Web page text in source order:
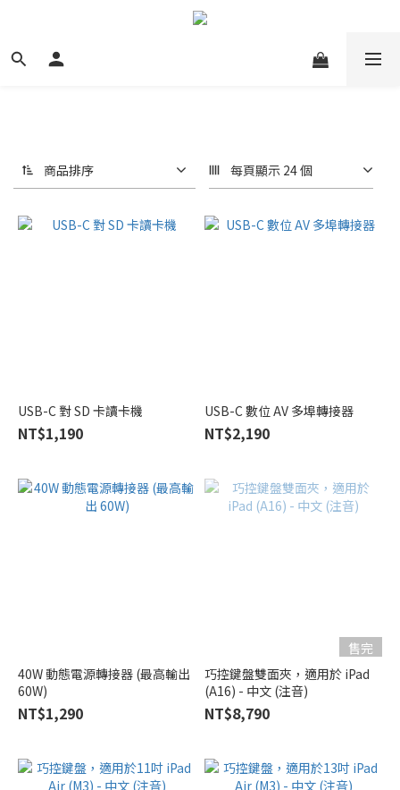
商品排序 每頁顯示 24 個
USB-C 對 SD 卡讀卡機
NT$1,190
USB-C 數位 AV 多埠轉接器
NT$2,190
40W 動態電源轉接器 (最高輸出
60W)
NT$1,290
售完
巧控鍵盤雙面夾，適用於 iPad
(A16) - 中文 (注音)
NT$8,790